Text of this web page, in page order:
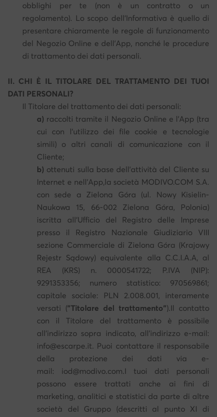
obblighi per te (non è un contratto o un
regolamento). Lo scopo dell'Informativa è quello di
presentare chiaramente le regole di funzionamento
del Negozio Online e dell'App, nonché le procedure
di trattamento dei dati personali.
II. CHI È IL TITOLARE DEL TRATTAMENTO DEI TUOI
DATI PERSONALI?
Il Titolare del trattamento dei dati personali:
a) raccolti tramite il Negozio Online e l’App (tra
cui con l’utilizzo dei file cookie e tecnologie
simili) o altri canali di comunicazione con il
Cliente;
b) ottenuti sulla base dell’attività del Cliente su
Internet e nell’App,la società MODIVO.COM S.A.
con sede a Zielona Góra (ul. Nowy Kisielin-
Naukowa 15, 66-002 Zielona Góra, Polonia)
iscritta all’Ufficio del Registro delle Imprese
presso il Registro Nazionale Giudiziario VIII
sezione Commerciale di Zielona Góra (Krajowy
Rejestr Sądowy) equivalente alla C.C.I.A.A, al
REA (KRS) n. 0000541722; P.IVA (NIP):
9291353356; numero statistico: 970569861;
capitale sociale: PLN 2.008.001, interamente
versati ("Titolare del trattamento").Il contatto
con il Titolare del trattamento è possibile
all'indirizzo sopra indicato, all'indirizzo e-mail:
info@escarpe.it. Puoi contattare il responsabile
della protezione dei dati via e-
mail: iod@modivo.com.I tuoi dati personali
possono essere trattati anche ai fini di
marketing, analitici e statistici da parte di altre
società del Gruppo (descritti al punto XI di